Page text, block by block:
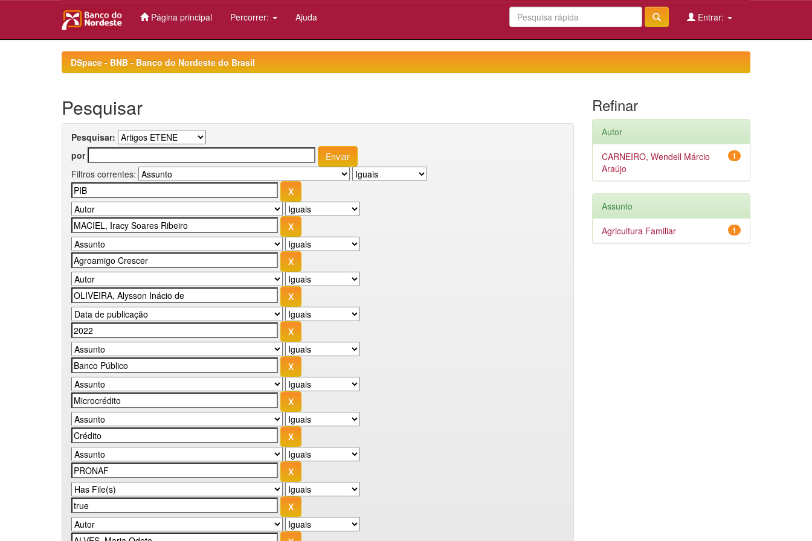
Página principal Percorrer: Ajuda Entrar:
DSpace - BNB - Banco do Nordeste do Brasil
Pesquisar
Pesquisar:
por
Filtros correntes:
Refinar
Autor
1
CARNEIRO, Wendell Márcio
Araújo
Assunto
1
Agricultura Familiar